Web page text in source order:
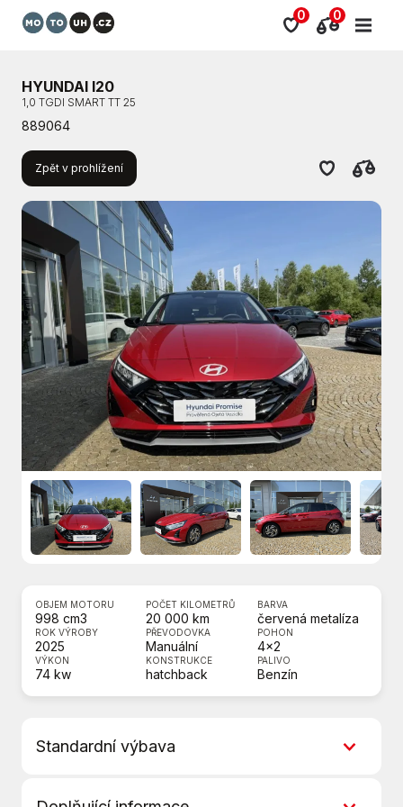
0 0
HYUNDAI I20
1,0 TGDI SMART TT 25
889064
Zpět v prohlížení
OBJEM MOTORU
998 cm3
POČET KILOMETRŮ
20 000 km
BARVA
červená metalíza
ROK VÝROBY
2025
PŘEVODOVKA
Manuální
POHON
4x2
VÝKON
74 kw
KONSTRUKCE
hatchback
PALIVO
Benzín
Standardní výbava